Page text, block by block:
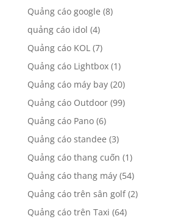
Quảng cáo google (8)
quảng cáo idol (4)
Quảng cáo KOL(7)
Quảng cáo Lightbox(1)
Quảng cáo máy bay(20)
Quảng cáo Outdoor(99)
Quảng cáo Pano(6)
Quảng cáo standee (3)
Quảng cáo thang cuốn (1)
Quảng cáo thang máy(54)
Quảng cáo trên sân golf(2)
Quảng cáo trên Taxi (64)